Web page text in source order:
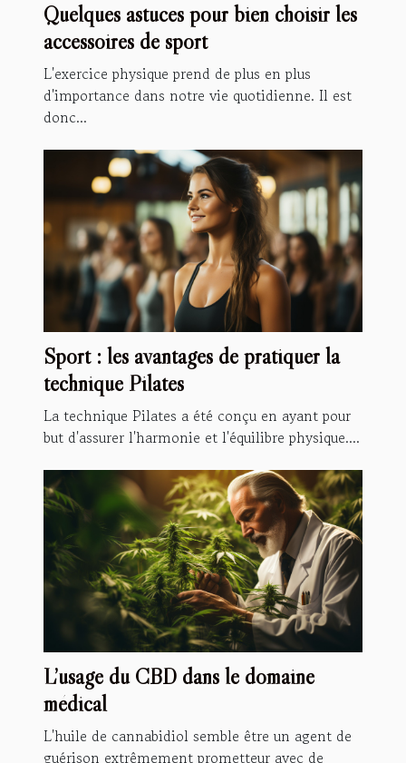
Quelques astuces pour bien choisir les
accessoires de sport
L'exercice physique prend de plus en plus
d'importance dans notre vie quotidienne. Il est
donc...
Sport : les avantages de pratiquer la
technique Pilates
La technique Pilates a été conçu en ayant pour
but d'assurer l'harmonie et l'équilibre physique....
L’usage du CBD dans le domaine
médical
L'huile de cannabidiol semble être un agent de
guérison extrêmement prometteur avec de